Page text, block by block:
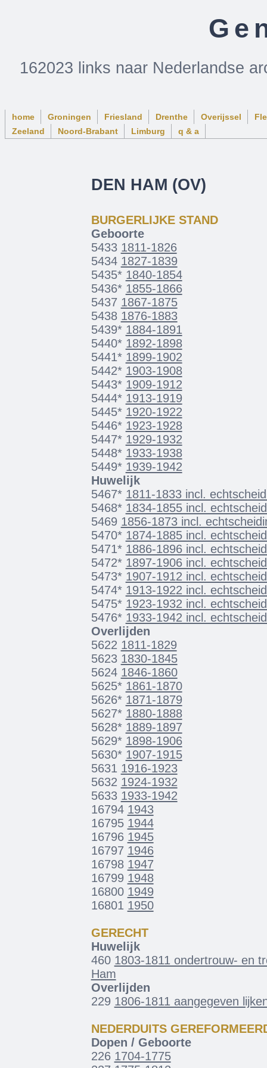
162023 links naar Nederlandse
home Groningen Friesland Drenthe Overijssel
Zeeland
Noord-Brabant Limburg q & a
DEN HAM (OV)
BURGERLIJKE STAND
Geboorte
5433 1811-1826
5434 1827-1839
5435* 1840-1854
5436* 1855-1866
5437 1867-1875
5438 1876-1883
5439* 1884-1891
5440* 1892-1898
5441* 1899-1902
5442* 1903-1908
5443* 1909-1912
5444* 1913-1919
5445* 1920-1922
5446* 1923-1928
5447* 1929-1932
5448* 1933-1938
5449* 1939-1942
Huwelijk
5467* 1811-1833 incl.
5468* 1834-1855 incl.
5469 1856-1873 incl.
5470* 1874-1885 incl.
5471* 1886-1896 incl.
5472* 1897-1906 incl.
5473* 1907-1912 incl.
5474* 1913-1922 incl.
5475* 1923-1932 incl.
5476* 1933-1942 incl.
Overlijden
5622 1811-1829
5623 1830-1845
5624 1846-1860
5625* 1861-1870
5626* 1871-1879
5627* 1880-1888
5628* 1889-1897
5629* 1898-1906
5630* 1907-1915
5631 1916-1923
5632 1924-1932
5633 1933-1942
16794 1943
16795 1944
16796 1945
16797 1946
16798 1947
16799 1948
16800 1949
16801 1950
GERECHT
Huwelijk
460 1803-1811 ondertrouw- en
Ham
Overlijden
229 1806-1811 aangegeven
NEDERDUITS
Dopen / Geboorte
226 1704-1775